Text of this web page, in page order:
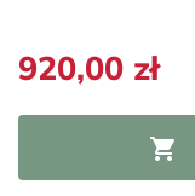
920,00 zł
